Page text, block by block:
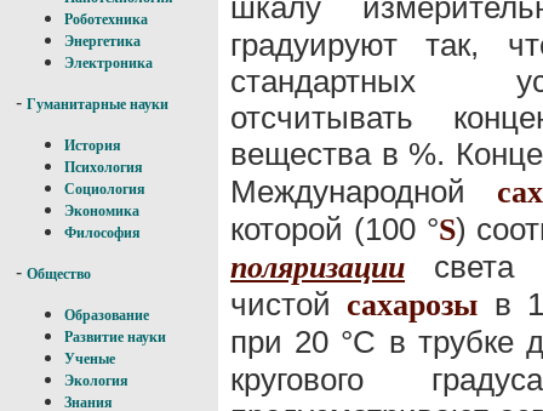
Роботехника
Энергетика
Электроника
- Гуманитарные науки
История
Психология
Социология
Экономика
Философия
- Общество
Образование
Развитие науки
Ученые
Экология
Знания
градуируют так,
стандартных
отсчитывать
вещества в %.
Международной
которой (100 °S)
поляризации света
чистой сахарозы в
при 20 °С в трубке
кругового